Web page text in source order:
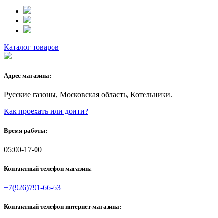
Каталог товаров
Адрес магазина:
Русские газоны, Московская область, Котельники.
Как проехать или дойти?
Время работы:
05:00-17-00
Контактный телефон магазина
+7(926)791-66-63
Контактный телефон интернет-магазина: